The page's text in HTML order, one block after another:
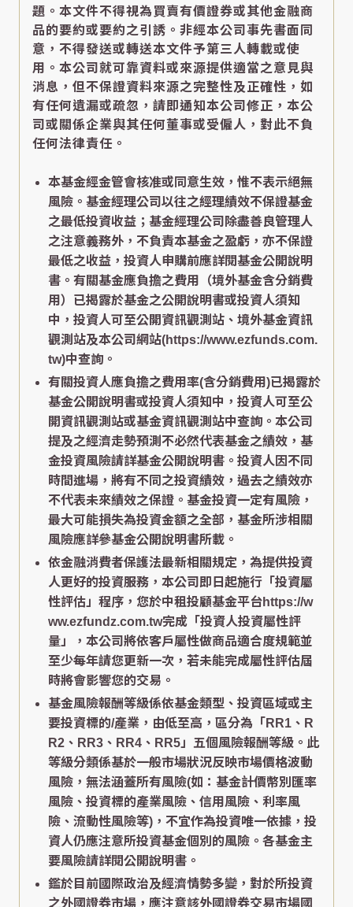
題。本文件不得視為買賣有價證券或其他金融商
品的要約或要約之引誘。非經本公司事先書面同
意，不得發送或轉送本文件予第三人轉載或使
用。本公司就可靠資料或來源提供適當之意見與
消息，但不保證資料來源之完整性及正確性，如
有任何遺漏或疏忽，請即通知本公司修正，本公
司或關係企業與其任何董事或受僱人，對此不負
任何法律責任。
本基金經金管會核准或同意生效，惟不表示絕無
風險。基金經理公司以往之經理績效不保證基金
之最低投資收益；基金經理公司除盡善良管理人
之注意義務外，不負責本基金之盈虧，亦不保證
最低之收益，投資人申購前應詳閱基金公開說明
書。有關基金應負擔之費用（境外基金含分銷費
用）已揭露於基金之公開說明書或投資人須知
中，投資人可至公開資訊觀測站、境外基金資訊
觀測站及本公司網站(https://www.ezfunds.com.
tw)中查詢。
有關投資人應負擔之費用率(含分銷費用)已揭露於
基金公開說明書或投資人須知中，投資人可至公
開資訊觀測站或基金資訊觀測站中查詢。本公司
提及之經濟走勢預測不必然代表基金之績效，基
金投資風險請詳基金公開說明書。投資人因不同
時間進場，將有不同之投資績效，過去之績效亦
不代表未來績效之保證。基金投資一定有風險，
最大可能損失為投資金額之全部，基金所涉相關
風險應詳參基金公開說明書所載。
依金融消費者保護法最新相關規定，為提供投資
人更好的投資服務，本公司即日起施行「投資屬
性評估」程序，您於中租投顧基金平台https://w
ww.ezfundz.com.tw完成「投資人投資屬性評
量」，本公司將依客戶屬性做商品適合度規範並
至少每年請您更新一次，若未能完成屬性評估屆
時將會影響您的交易。
基金風險報酬等級係依基金類型、投資區域或主
要投資標的/產業，由低至高，區分為「RR1、R
R2、RR3、RR4、RR5」五個風險報酬等級。此
等級分類係基於一般市場狀況反映市場價格波動
風險，無法涵蓋所有風險(如：基金計價幣別匯率
風險、投資標的產業風險、信用風險、利率風
險、流動性風險等)，不宜作為投資唯一依據，投
資人仍應注意所投資基金個別的風險。各基金主
要風險請詳閱公開說明書。
鑑於目前國際政治及經濟情勢多變，對於所投資
之外國證券市場，應注意該外國證券交易市場國